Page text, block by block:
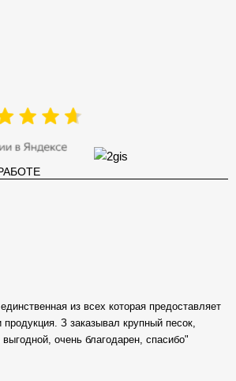
из всех которая предоставляет
З заказывал крупный песок,
очень благодарен, спасибо"